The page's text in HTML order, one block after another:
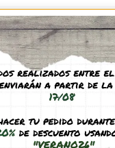
Antbox 20x20x10
33,95€ - 36,95€ (IVA
See product